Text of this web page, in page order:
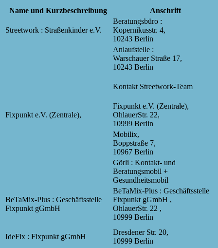
Name und Kurzbeschreibung Anschrift
Streetwork : Straßenkinder e.V.
Beratungsbüro :
Kopernikusstr. 4,
10243 Berlin
Anlaufstelle :
Warschauer Straße 17,
10243 Berlin
Kontakt Streetwork-Team
Fixpunkt e.V. (Zentrale),
Fixpunkt e.V. (Zentrale),
OhlauerStr. 22,
10999 Berlin
Mobilix,
Boppstraße 7,
10967 Berlin
Görli : Kontakt- und
Beratungsmobil +
Gesundheitsmobil
BeTaMix-Plus : Geschäftsstelle
Fixpunkt gGmbH
BeTaMix-Plus : Geschäftsstelle
Fixpunkt gGmbH ,
OhlauerStr. 22 ,
10999 Berlin
IdeFix : Fixpunkt gGmbH
Dresdener Str. 20,
10999 Berlin